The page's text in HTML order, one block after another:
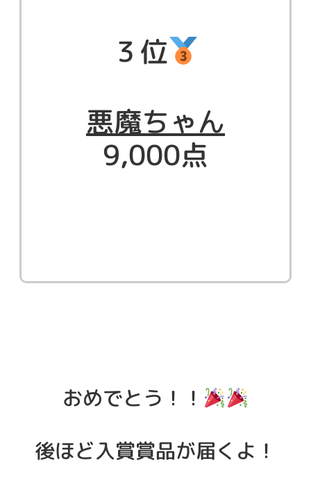
３位
悪魔ちゃん
9,000点
おめでとう！！
後ほど入賞賞品が届くよ！